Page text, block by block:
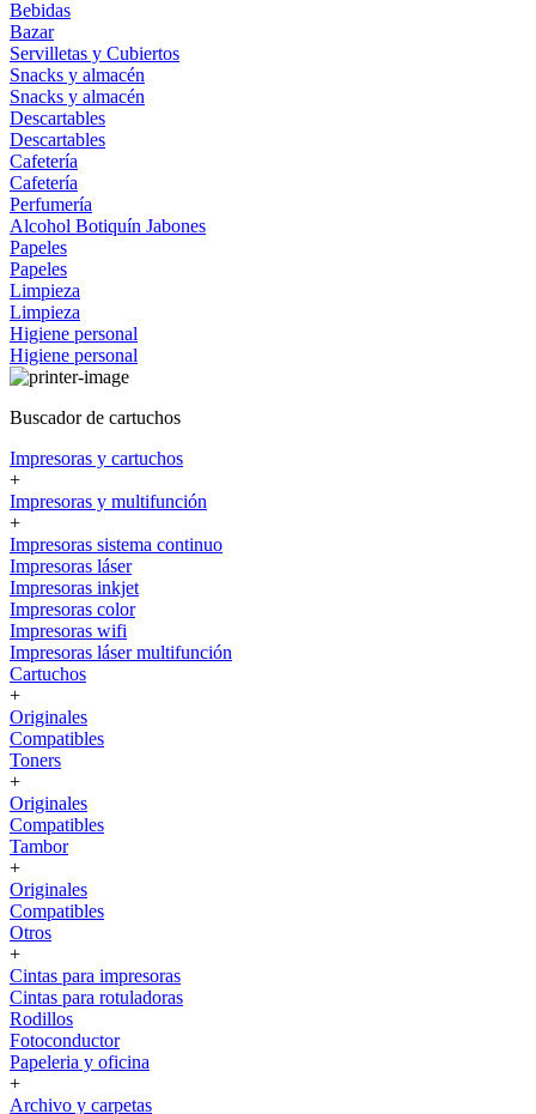
Bebidas
Bazar
Servilletas y Cubiertos
Snacks y almacén
Snacks y almacén
Descartables
Descartables
Cafetería
Cafetería
Perfumería
Alcohol Botiquín Jabones
Papeles
Papeles
Limpieza
Limpieza
Higiene personal
Higiene personal
Buscador de cartuchos
Impresoras y cartuchos
+
Impresoras y multifunción
+
Impresoras sistema continuo
Impresoras láser
Impresoras inkjet
Impresoras color
Impresoras wifi
Impresoras láser multifunción
Cartuchos
+
Originales
Compatibles
Toners
+
Originales
Compatibles
Tambor
+
Originales
Compatibles
Otros
+
Cintas para impresoras
Cintas para rotuladoras
Rodillos
Fotoconductor
Papeleria y oficina
+
Archivo y carpetas